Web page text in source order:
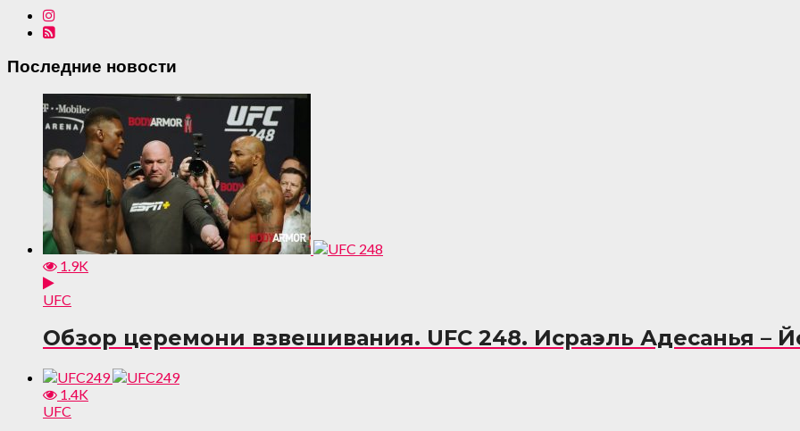
Последние новости
1.9K
UFC
Обзор церемони взвешивания. UFC 248. Исраэль Адесанья –
1.4K
UFC